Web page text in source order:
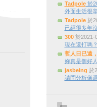
Tadpole於
外面生活很
Tadpole於
已經很多年
300於2021-
現在還打嗎？
哲人日已遠
妳真是個好人
jasbeing 於
請問分析儀